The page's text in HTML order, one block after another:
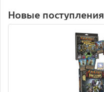
Новые поступления